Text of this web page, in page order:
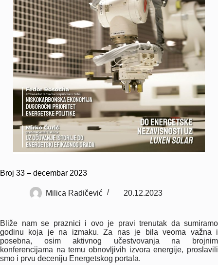
Broj 33 – decembar 2023
Milica Radičević 20.12.2023
Bliže nam se praznici i ovo je pravi trenutak da sumiramo
godinu koja je na izmaku. Za nas je bila veoma važna i
posebna, osim aktivnog učestvovanja na brojnim
konferencijama na temu obnovljivih izvora energije, proslavili
smo i prvu deceniju Energetskog portala.